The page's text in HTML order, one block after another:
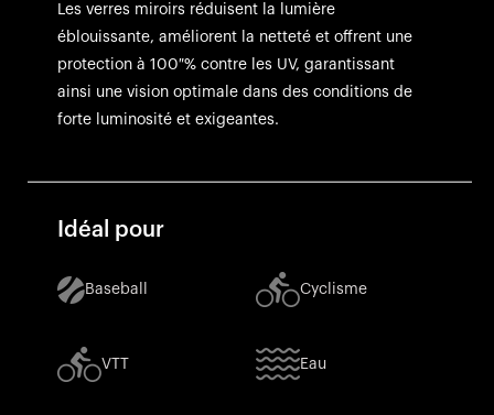
Les verres miroirs réduisent la lumière
éblouissante, améliorent la netteté et offrent une
protection à 100 % contre les UV, garantissant
ainsi une vision optimale dans des conditions de
forte luminosité et exigeantes.
Idéal pour
Baseball Cyclisme
VTT Eau